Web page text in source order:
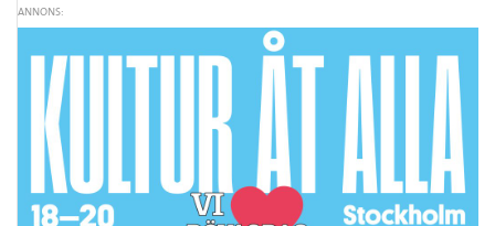
ANNONS: